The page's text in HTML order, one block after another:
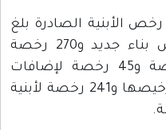
الأبنية الصادرة بلغ
1,449 رخصة، منها 864 رخص بناء جديد و270 رخصة
لإضافات جديدة لمباني مرخصة و45 رخصة لإضافات
جديدة وأجزاء قائمة مطلوب ترخيصها و241 رخصة لأبنية